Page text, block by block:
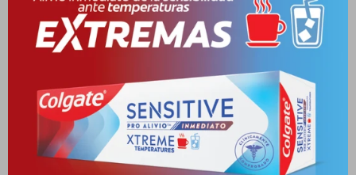
Productos que te pueden interesar